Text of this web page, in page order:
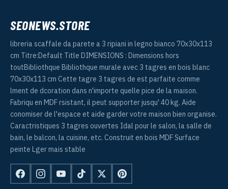
SEONEWS.STORE
libreria scaffale da parete a 3 ripiani in legno bianco 70x30x113
cm Titre:Default Title DIMENSIONS : Dimensions hors
toutBibliothque Bibliothque murale avec 3 tagres en bois blanc
70x30x113 cm Cette tagre 3 tagres de est parfaite comme
lment de dcoration dans n'importe quelle pice de la maison.
Fabriqu en MDF rsistant, il peut supporter jusqu' 40 kg. Aide
conomiser de l'espace et aide garder votre maison bien organise.
Caractristiques 3 tagres ouvertes Idal pour le salon, la salle de
bain, le balcon, la cuisine, etc. Construit en bois MDF Surface
peinte Lger mais stable